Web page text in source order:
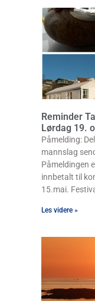
Reminder
Lørdag 19.
Påmelding:
mannslag
Påmeldingen
innbetalt til
15.mai.
Les videre »